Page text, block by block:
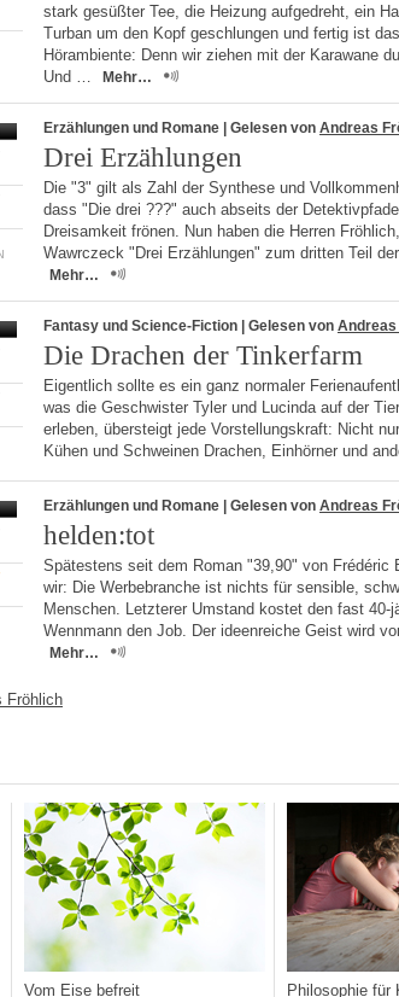
stark gesüßter Tee, die Heizung aufgedreht, ein
Turban um den Kopf geschlungen und fertig ist
Hörambiente: Denn wir ziehen mit der Karawane
Und …
Mehr…
Erzählungen und Romane | Gelesen von Andreas
Drei Erzählungen
Die "3" gilt als Zahl der Synthese und
dass "Die drei ???" auch abseits der
Dreisamkeit frönen. Nun haben die Herren
Wawrczeck "Drei Erzählungen" zum dritten Teil
Mehr…
Fantasy und Science-Fiction | Gelesen von
Die Drachen der Tinkerfarm
Eigentlich sollte es ein ganz normaler
was die Geschwister Tyler und Lucinda auf der
erleben, übersteigt jede Vorstellungskraft: Nicht
Kühen und Schweinen Drachen, Einhörner und
Erzählungen und Romane | Gelesen von Andreas
helden:tot
Spätestens seit dem Roman "39,90" von Frédéric
wir: Die Werbebranche ist nichts für sensible,
Menschen. Letzterer Umstand kostet den fast 40-
Wennmann den Job. Der ideenreiche Geist wird
Mehr…
Fröhlich
Vom Eise befreit Philosophie für